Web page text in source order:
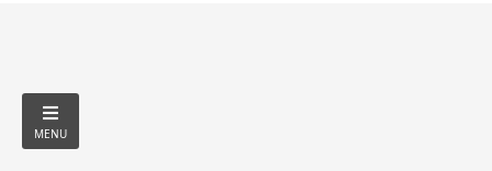
MENU